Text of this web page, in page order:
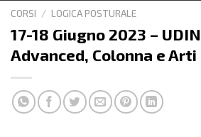
CORSI / LOGICA POSTURALE
17-18 Giugno 2023 –
Advanced, Colonna e